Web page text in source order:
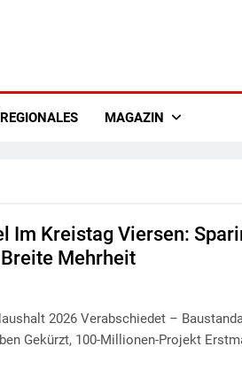
REGIONALES MAGAZIN
Im Kreistag Viersen:
Mehrheit
2026 Verabschiedet –
Gekürzt, 100-Millionen-Projekt